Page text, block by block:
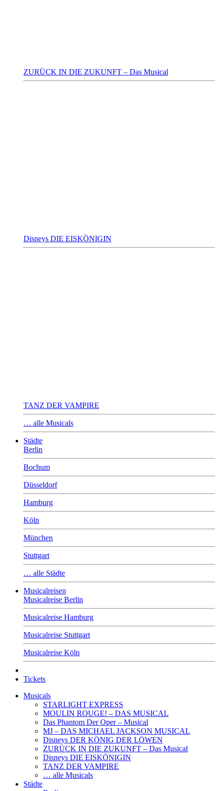
ZURÜCK IN DIE ZUKUNFT – Das Musical
Disneys DIE EISKÖNIGIN
TANZ DER VAMPIRE
… alle Musicals
Städte
Berlin
Bochum
Düsseldorf
Hamburg
Köln
München
Stuttgart
… alle Städte
Musicalreisen
Musicalreise Berlin
Musicalreise Hamburg
Musicalreise Stuttgart
Musicalreise Köln
Tickets
Musicals
STARLIGHT EXPRESS
MOULIN ROUGE! – DAS MUSICAL
Das Phantom Der Oper – Musical
MJ – DAS MICHAEL JACKSON MUSICAL
Disneys DER KÖNIG DER LÖWEN
ZURÜCK IN DIE ZUKUNFT – Das Musical
Disneys DIE EISKÖNIGIN
TANZ DER VAMPIRE
… alle Musicals
Städte